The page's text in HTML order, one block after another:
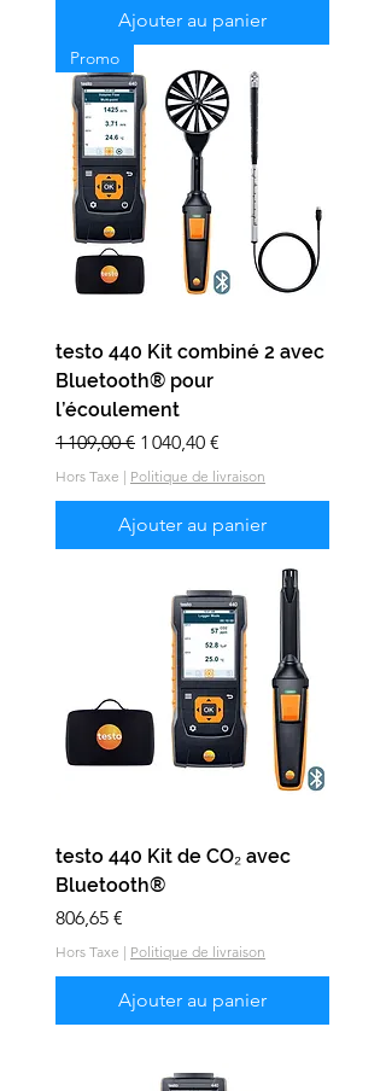
Ajouter au panier
Promo
testo 440 Kit combiné 2 avec
Bluetooth® pour
l’écoulement
Prix original
1 109,00 € Prix promotionnel
1 040,40 €
Hors Taxe | Politique de livraison
Ajouter au panier
testo 440 Kit de CO₂ avec
Bluetooth®
Prix
806,65 €
Hors Taxe | Politique de livraison
Ajouter au panier